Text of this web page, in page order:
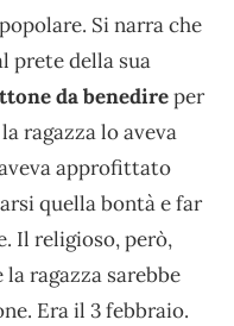
Si narra che
prete della sua
da benedireper
ragazza lo aveva
approfittato
quella bontà e far
Il religioso, però,
ragazza sarebbe
Era il 3 febbraio.